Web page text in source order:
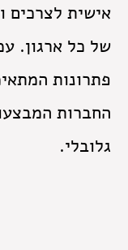
אישית לצרכים
של כל ארגון.
פתרונות
החברות
גלובלי.